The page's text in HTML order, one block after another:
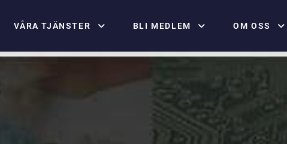
VÅRA TJÄNSTER BLI MEDLEM OM OSS